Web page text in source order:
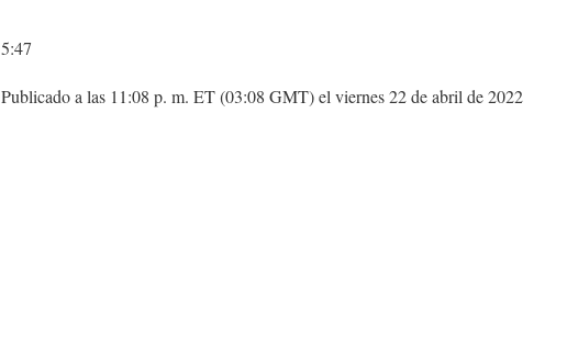
5:47
Publicado a las 11:08 p. m. ET (03:08 GMT) el viernes 22 de abril de 2022